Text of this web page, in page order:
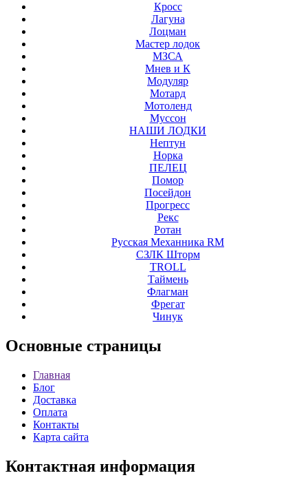
Кросс
Лагуна
Лоцман
Мастер лодок
МЗСА
Мнев и К
Модуляр
Мотард
Мотоленд
Муссон
НАШИ ЛОДКИ
Нептун
Норка
ПЕЛЕЦ
Помор
Посейдон
Прогресс
Рекс
Ротан
Русская Механника RM
СЗЛК Шторм
ТROLL
Таймень
Флагман
Фрегат
Чинук
Основные страницы
Главная
Блог
Доставка
Оплата
Контакты
Карта сайта
Контактная информация